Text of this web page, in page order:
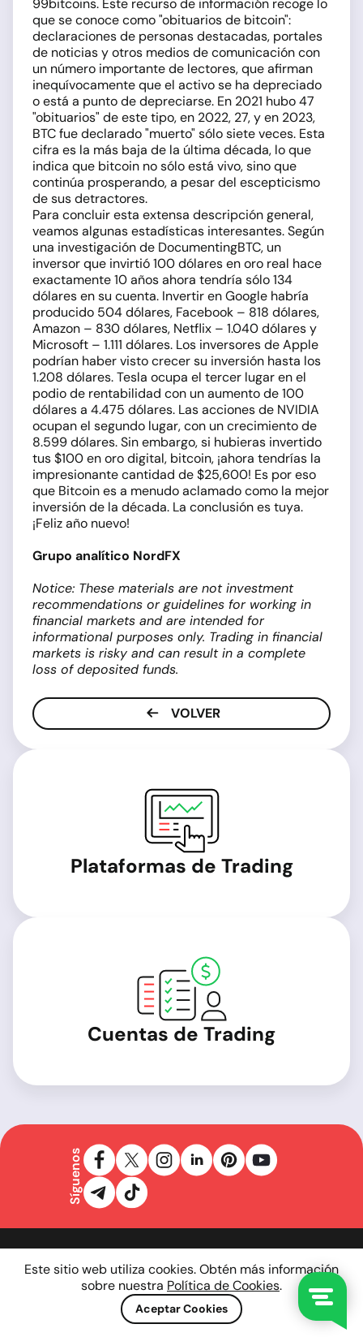
99bitcoins. Este recurso de información recoge lo
que se conoce como "obituarios de bitcoin":
declaraciones de personas destacadas, portales
de noticias y otros medios de comunicación con
un número importante de lectores, que afirman
inequívocamente que el activo se ha depreciado
o está a punto de depreciarse. En 2021 hubo 47
"obituarios" de este tipo, en 2022, 27, y en 2023,
BTC fue declarado "muerto" sólo siete veces. Esta
cifra es la más baja de la última década, lo que
indica que bitcoin no sólo está vivo, sino que
continúa prosperando, a pesar del escepticismo
de sus detractores.
Para concluir esta extensa descripción general,
veamos algunas estadísticas interesantes. Según
una investigación de DocumentingBTC, un
inversor que invirtió 100 dólares en oro real hace
exactamente 10 años ahora tendría sólo 134
dólares en su cuenta. Invertir en Google habría
producido 504 dólares, Facebook – 818 dólares,
Amazon – 830 dólares, Netflix – 1.040 dólares y
Microsoft – 1.111 dólares. Los inversores de Apple
podrían haber visto crecer su inversión hasta los
1.208 dólares. Tesla ocupa el tercer lugar en el
podio de rentabilidad con un aumento de 100
dólares a 4.475 dólares. Las acciones de NVIDIA
ocupan el segundo lugar, con un crecimiento de
8.599 dólares. Sin embargo, si hubieras invertido
tus $100 en oro digital, bitcoin, ¡ahora tendrías la
impresionante cantidad de $25,600! Es por eso
que Bitcoin es a menudo aclamado como la mejor
inversión de la década. La conclusión es tuya.
¡Feliz año nuevo!
Grupo analítico NordFX
Notice: These materials are not investment
recommendations or guidelines for working in
financial markets and are intended for
informational purposes only. Trading in financial
markets is risky and can result in a complete
loss of deposited funds.
VOLVER
Plataformas de Trading
Cuentas de Trading
Este sitio web utiliza cookies. Obtén más información
sobre nuestra Política de Cookies.
Aceptar Cookies
Síguenos
Acerca de NordFX